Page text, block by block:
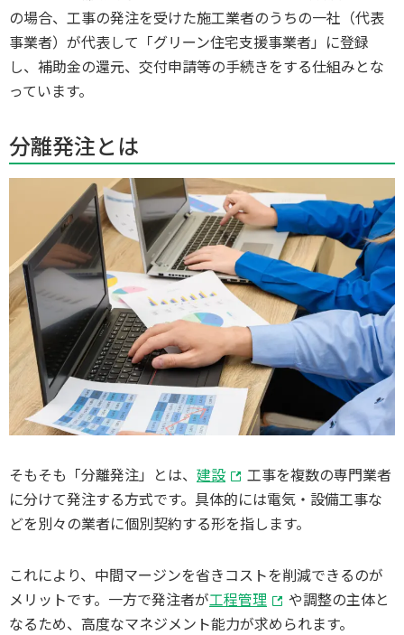
の場合、工事の発注を受けた施工業者のうちの一社（代表
事業者）が代表して「グリーン住宅支援事業者」に登録
し、補助金の還元、交付申請等の手続きをする仕組みとな
っています。
分離発注とは
そもそも「分離発注」とは、 建設
工事を複数の専門業者
に分けて発注する方式です。具体的には電気・設備工事な
どを別々の業者に個別契約する形を指します。
これにより、中間マージンを省きコストを削減できるのが
メリットです。一方で発注者が工程管理
や調整の主体と
なるため、高度なマネジメント能力が求められます。